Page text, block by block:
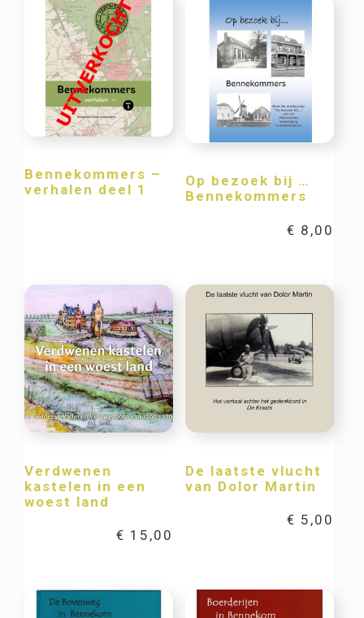
Bennekommers –
verhalen deel 1
Op bezoek bij …
Bennekommers
€ 8,00
Verdwenen
kastelen in een
woest land
€ 15,00
De laatste vlucht
van Dolor Martin
€ 5,00